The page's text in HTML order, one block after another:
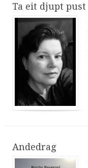
Ta eit djupt pust
Andedrag